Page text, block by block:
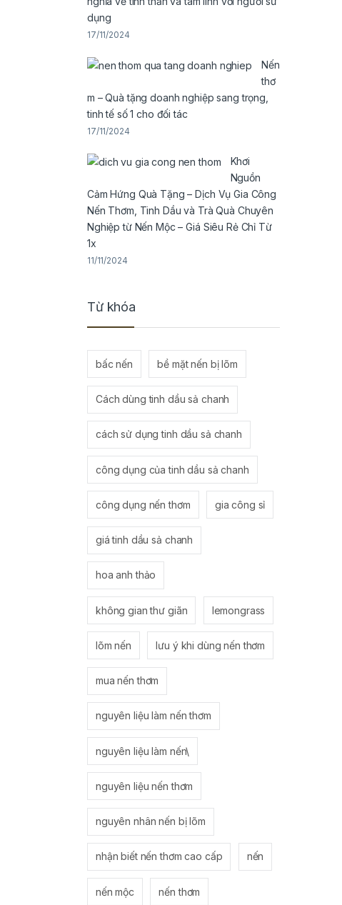
dụng
17/11/2024
Nến
thơ
m – Quà tặng doanh nghiệp sang trọng,
tinh tế số 1 cho đối tác
17/11/2024
Khơi
Nguồn
Cảm Hứng Quà Tặng – Dịch Vụ Gia Công
Nến Thơm, Tinh Dầu và Trà Quà Chuyên
Nghiệp từ Nến Mộc – Giá Siêu Rẻ Chỉ Từ
1x
11/11/2024
Từ khóa
bấc nến bề mặt nến bị lõm
Cách dùng tinh dầu sả chanh
cách sử dụng tinh dầu sả chanh
công dụng của tinh dầu sả chanh
công dụng nến thơm gia công sỉ
giá tinh dầu sả chanh
hoa anh thảo
không gian thư giãn lemongrass
lõm nến lưu ý khi dùng nến thơm
mua nến thơm
nguyên liệu làm nến thơm
nguyên liệu làm nến\
nguyên liệu nến thơm
nguyên nhân nến bị lõm
nhận biết nến thơm cao cấp nến
nến mộc nến thơm